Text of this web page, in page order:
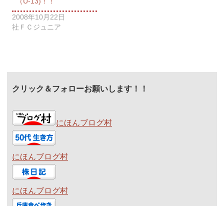
2008年10月22日
社ＦＣジュニア
クリック＆フォローお願いします！！
にほんブログ村
にほんブログ村
にほんブログ村